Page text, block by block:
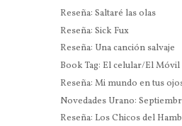
Reseña: Saltaré las olas
Reseña: Sick Fux
Reseña: Una canción salvaje
Book Tag: El celular/El Móvil
Reseña: Mi mundo en tus
Novedades Urano:
Reseña: Los Chicos del